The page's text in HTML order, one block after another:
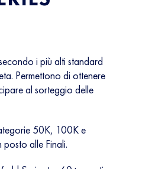
i più alti standard
Permettono di ottenere
al sorteggio delle
50K, 100K e
alle Finali.